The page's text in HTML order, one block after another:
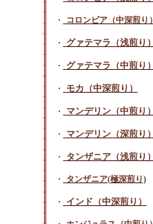
・ コロンビア（中深煎り）
・ グァテマラ（浅煎り）
・ グァテマラ（中煎り）
・ モカ（中深煎り）
・ マンデリン（中煎り）
・ マンデリン（深煎り）
・ タンザニア（浅煎り）
・ タンザニア(極深煎り)
・ インド（中深煎り）